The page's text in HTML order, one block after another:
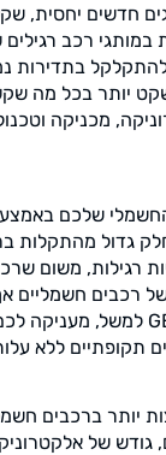
חדשים יחסית,
רכב
בתדירות
יותר בכל מה
מכניקה
שלכם
גדול מהתקלות
משום
חשמליים
למשל, מעניקה
תקופתיים ללא
יותר ברכבים
גודש של